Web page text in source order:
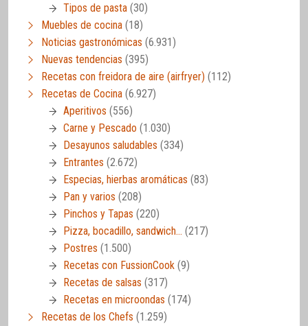
Tipos de pasta (30)
Muebles de cocina (18)
Noticias gastronómicas (6.931)
Nuevas tendencias (395)
Recetas con freidora de aire (airfryer) (112)
Recetas de Cocina (6.927)
Aperitivos (556)
Carne y Pescado (1.030)
Desayunos saludables (334)
Entrantes (2.672)
Especias, hierbas aromáticas (83)
Pan y varios (208)
Pinchos y Tapas (220)
Pizza, bocadillo, sandwich… (217)
Postres (1.500)
Recetas con FussionCook (9)
Recetas de salsas (317)
Recetas en microondas (174)
Recetas de los Chefs (1.259)